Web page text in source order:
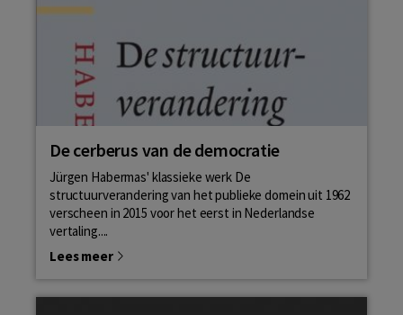
De cerberus van de democratie
Jürgen Habermas' klassieke werk De
structuurverandering van het publieke domein uit 1962
verscheen in 2015 voor het eerst in Nederlandse
vertaling....
Lees meer